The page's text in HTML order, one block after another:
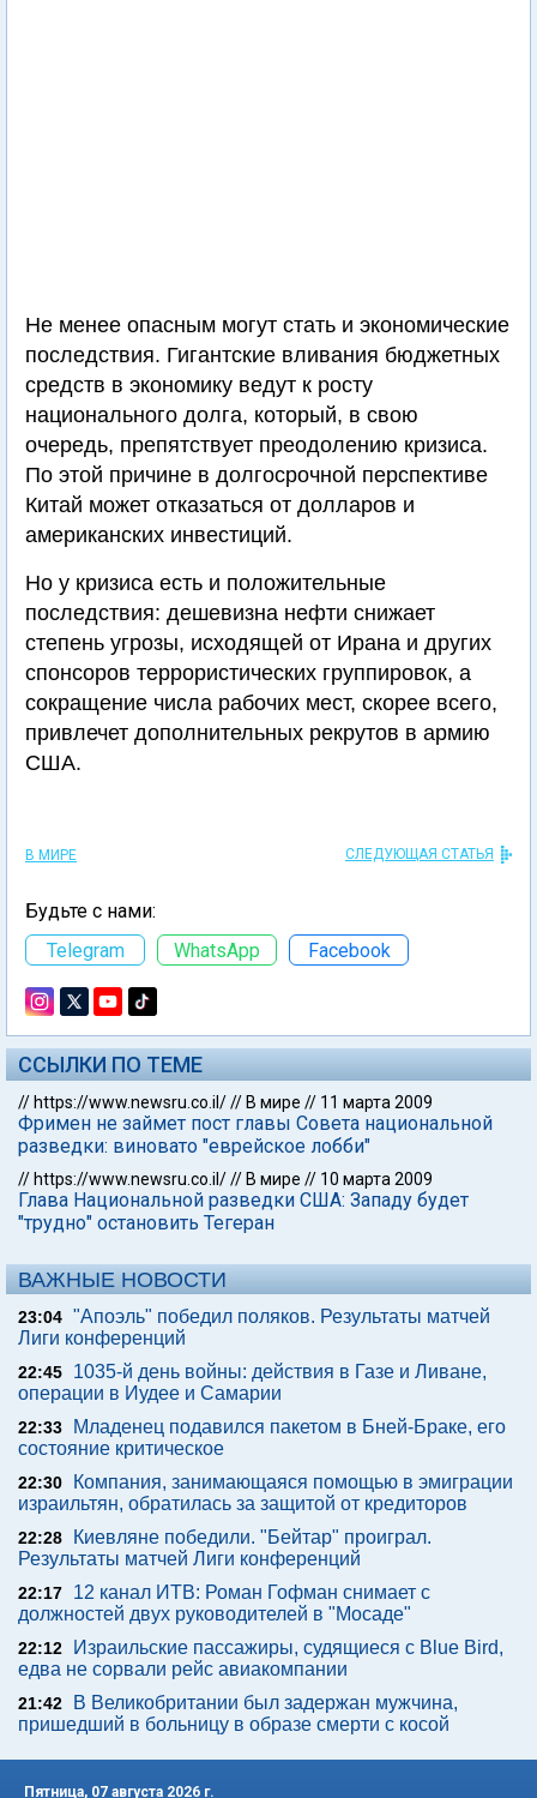
Не менее опасным могут стать и экономические
последствия. Гигантские вливания бюджетных
средств в экономику ведут к росту
национального долга, который, в свою
очередь, препятствует преодолению кризиса.
По этой причине в долгосрочной перспективе
Китай может отказаться от долларов и
американских инвестиций.
Но у кризиса есть и положительные
последствия: дешевизна нефти снижает
степень угрозы, исходящей от Ирана и других
спонсоров террористических группировок, а
сокращение числа рабочих мест, скорее всего,
привлечет дополнительных рекрутов в армию
США.
В МИРЕ СЛЕДУЮЩАЯ СТАТЬЯ
Будьте с нами:
Telegram
WhatsApp Facebook
ССЫЛКИ ПО ТЕМЕ
// https://www.newsru.co.il/// В мире // 11 марта 2009
Фримен не займет пост главы Совета национальной
разведки: виновато "еврейское лобби"
// https://www.newsru.co.il/// В мире // 10 марта 2009
Глава Национальной разведки США: Западу будет
"трудно" остановить Тегеран
ВАЖНЫЕ НОВОСТИ
23:04 "Апоэль" победил поляков. Результаты матчей
Лиги конференций
22:45
1035-й день войны: действия в Газе и Ливане,
операции в Иудее и Самарии
22:33
Младенец подавился пакетом в Бней-Браке, его
состояние критическое
22:30
Компания, занимающаяся помощью в эмиграции
израильтян, обратилась за защитой от кредиторов
22:28
Киевляне победили. "Бейтар" проиграл.
Результаты матчей Лиги конференций
22:17
12 канал ИТВ: Роман Гофман снимает с
должностей двух руководителей в "Мосаде"
22:12
Израильские пассажиры, судящиеся с Blue Bird,
едва не сорвали рейс авиакомпании
21:42
В Великобритании был задержан мужчина,
пришедший в больницу в образе смерти с косой
Пятница, 07 августа 2026 г.